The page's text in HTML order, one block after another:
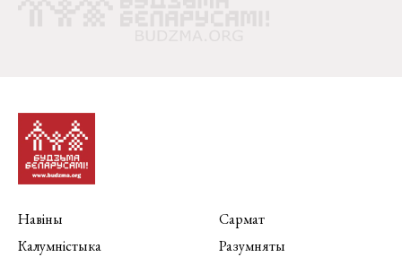
Навіны
Калумністыка
Сармат
Разумняты